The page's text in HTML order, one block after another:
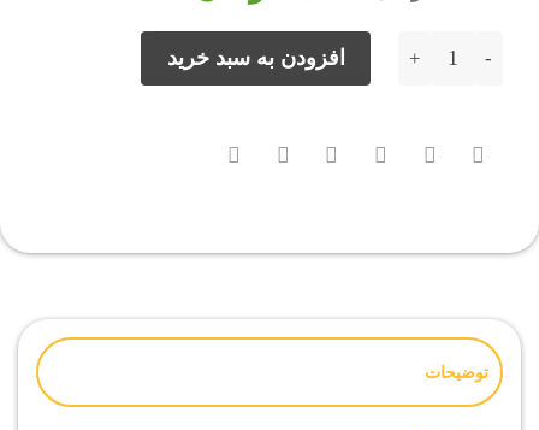
15,000 تومان
بود.
افزودن به سبد خرید
توضیحات